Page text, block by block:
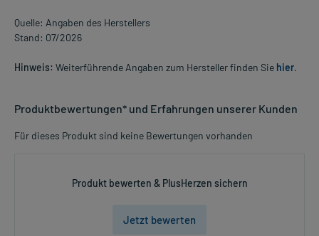
Quelle: Angaben des Herstellers
Stand: 07/2026
Hinweis: Weiterführende Angaben zum Hersteller finden Sie hier.
Produktbewertungen* und Erfahrungen unserer Kunden
Für dieses Produkt sind keine Bewertungen vorhanden
Produkt bewerten & PlusHerzen sichern
Jetzt bewerten